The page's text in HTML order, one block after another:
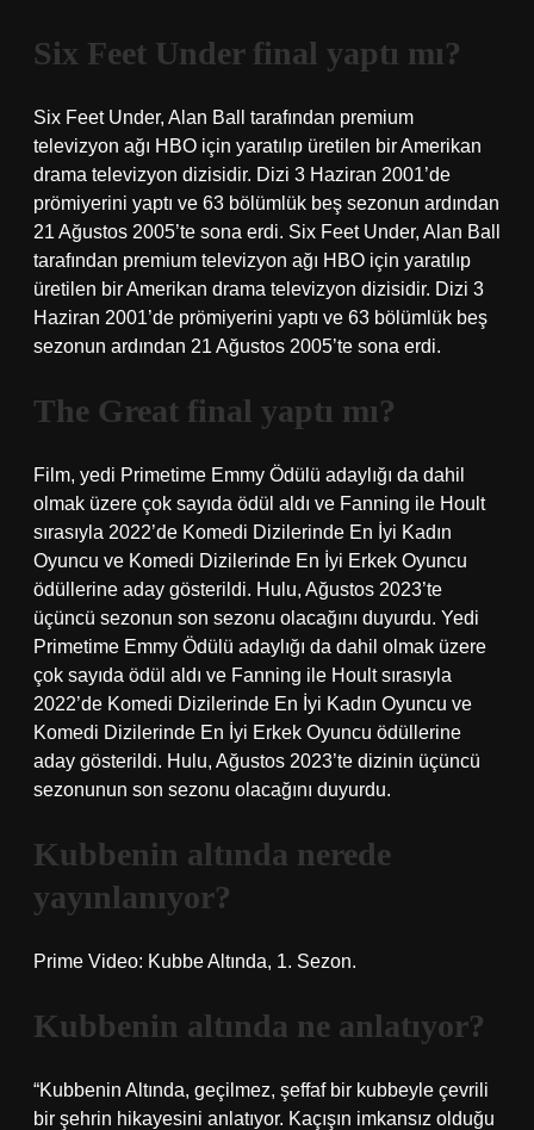
Six Feet Under final yaptı mı?
Six Feet Under, Alan Ball tarafından premium
televizyon ağı HBO için yaratılıp üretilen bir Amerikan
drama televizyon dizisidir. Dizi 3 Haziran 2001’de
prömiyerini yaptı ve 63 bölümlük beş sezonun ardından
21 Ağustos 2005’te sona erdi. Six Feet Under, Alan Ball
tarafından premium televizyon ağı HBO için yaratılıp
üretilen bir Amerikan drama televizyon dizisidir. Dizi 3
Haziran 2001’de prömiyerini yaptı ve 63 bölümlük beş
sezonun ardından 21 Ağustos 2005’te sona erdi.
The Great final yaptı mı?
Film, yedi Primetime Emmy Ödülü adaylığı da dahil
olmak üzere çok sayıda ödül aldı ve Fanning ile Hoult
sırasıyla 2022’de Komedi Dizilerinde En İyi Kadın
Oyuncu ve Komedi Dizilerinde En İyi Erkek Oyuncu
ödüllerine aday gösterildi. Hulu, Ağustos 2023’te
üçüncü sezonun son sezonu olacağını duyurdu. Yedi
Primetime Emmy Ödülü adaylığı da dahil olmak üzere
çok sayıda ödül aldı ve Fanning ile Hoult sırasıyla
2022’de Komedi Dizilerinde En İyi Kadın Oyuncu ve
Komedi Dizilerinde En İyi Erkek Oyuncu ödüllerine
aday gösterildi. Hulu, Ağustos 2023’te dizinin üçüncü
sezonunun son sezonu olacağını duyurdu.
Kubbenin altında nerede
yayınlanıyor?
Prime Video: Kubbe Altında, 1. Sezon.
Kubbenin altında ne anlatıyor?
“Kubbenin Altında, geçilmez, şeffaf bir kubbeyle çevrili
bir şehrin hikayesini anlatıyor. Kaçışın imkansız olduğu